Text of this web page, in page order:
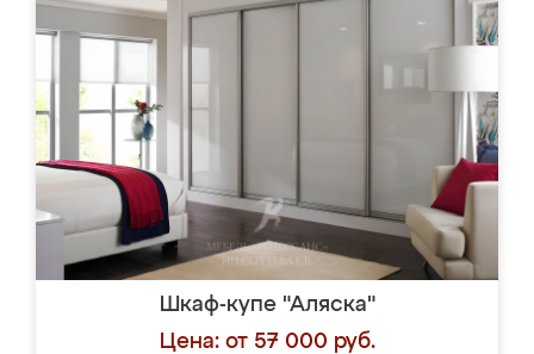
Шкаф-купе "Аляска"
Цена: от 57 000 руб.